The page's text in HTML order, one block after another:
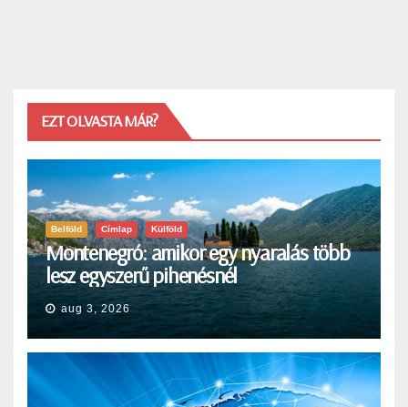
EZT OLVASTA MÁR?
Belföld Címlap Külföld
Montenegró: amikor egy nyaralás több
lesz egyszerű pihenésnél
aug 3, 2026